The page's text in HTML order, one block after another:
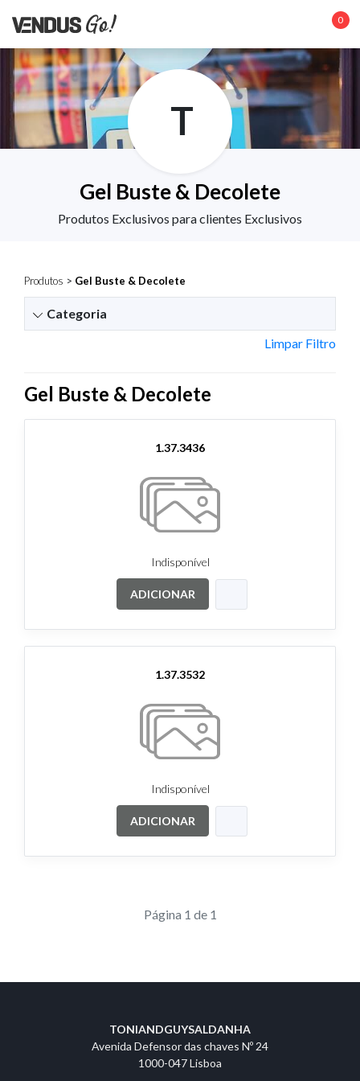
0
T
Gel Buste & Decolete
Produtos Exclusivos para clientes Exclusivos
Produtos > Gel Buste & Decolete
Categoria
Limpar Filtro
Gel Buste & Decolete
1.37.3436
Indisponível
ADICIONAR
1.37.3532
Indisponível
ADICIONAR
Página 1 de 1
TONIANDGUYSALDANHA
Avenida Defensor das chaves Nº 24
1000-047 Lisboa